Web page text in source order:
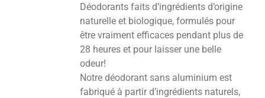
Déodorants faits d’ingrédients d’origine
naturelle et biologique, formulés pour
être vraiment efficaces pendant plus de
28 heures et pour laisser une belle
odeur!
Notre déodorant sans aluminium est
fabriqué à partir d’ingrédients naturels,